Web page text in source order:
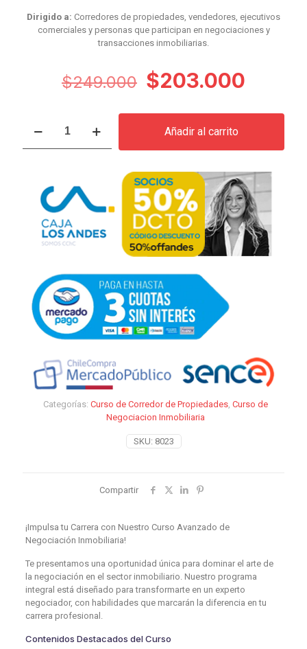
Dirigido a: Corredores de propiedades, vendedores, ejecutivos
comerciales y personas que participan en negociaciones y
transacciones inmobiliarias.
$249.000 El
original
era:
$203.000
actual
Negociación
Añadir al carrito
SKU: 8023
Categorías: Curso de Corredor de Propiedades, Curso de
Negociacion Inmobiliaria
Compartir
¡Impulsa tu Carrera con Nuestro Curso Avanzado de
Negociación Inmobiliaria!
Te presentamos una oportunidad única para dominar el arte de
la negociación en el sector inmobiliario. Nuestro programa
integral está diseñado para transformarte en un experto
negociador, con habilidades que marcarán la diferencia en tu
carrera profesional.
Contenidos Destacados del Curso